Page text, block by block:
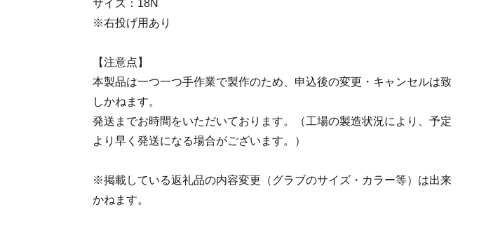
サイズ：18N
※右投げ用あり
【注意点】
本製品は一つ一つ手作業で製作のため、申込後の変更・キャンセルは致
しかねます。
発送までお時間をいただいております。（工場の製造状況により、予定
より早く発送になる場合がございます。）
※掲載している返礼品の内容変更（グラブのサイズ・カラー等）は出来
かねます。